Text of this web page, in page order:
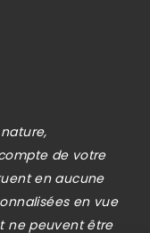
de votre
en aucune
en vue
ne peuvent être